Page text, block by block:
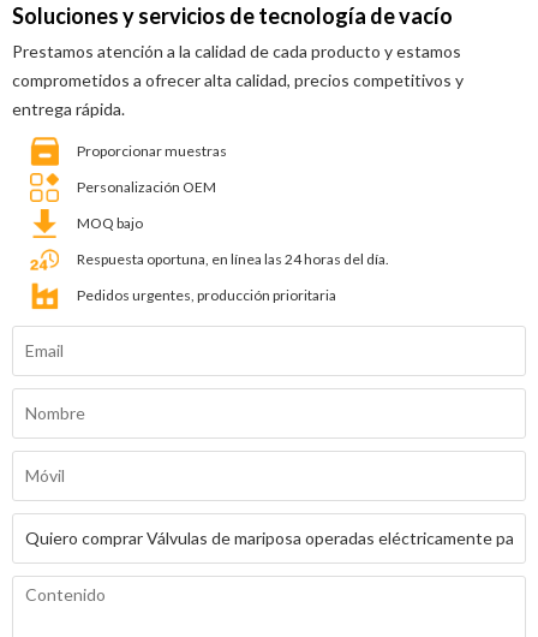
Soluciones y servicios de tecnología de vacío
Prestamos atención a la calidad de cada producto y estamos
comprometidos a ofrecer alta calidad, precios competitivos y
entrega rápida.
Proporcionar muestras
Personalización OEM
MOQ bajo
Respuesta oportuna, en línea las 24 horas del día.
Pedidos urgentes, producción prioritaria